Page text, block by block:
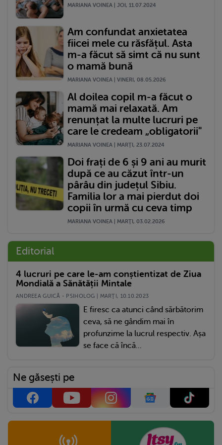
MARIANA VOINEA | JOI, 11.07.2024
Am confundat anxietatea
fiicei mele cu răsfățul. Asta
m-a făcut să simt că nu sunt
o mamă bună
MARIANA VOINEA | VINERI, 08.05.2026
Al doilea copil m-a făcut o
mamă mai relaxată. Am
renunțat la multe lucruri pe
care le credeam „obligatorii"
MARIANA VOINEA | MARŢI, 23.07.2024
Doi frați de 6 și 9 ani au murit
după ce au căzut într-un
pârâu din județul Sibiu.
Familia lor a mai pierdut doi
copii în urmă cu ceva timp
MARIANA VOINEA | MARŢI, 03.02.2026
Editorial
4 lucruri pe care le-am conștientizat de Ziua
Mondială a Sănătății Mintale
ANDREEA GUICĂ - PSIHOLOG | MARŢI, 10.10.2023
E firesc ca atunci când sărbătorim
ceva, să ne gândim mai în
profunzime la lucrul respectiv. Așa
se face că încă...
Ne găsești pe